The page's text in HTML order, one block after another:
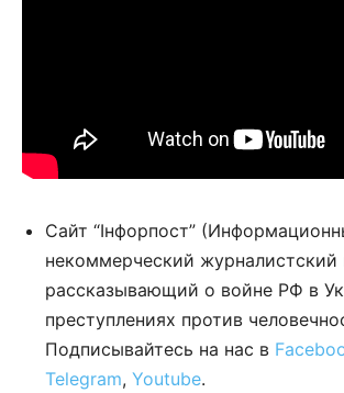
Сайт “Інфорпост”
некоммерческий журналистский
рассказывающий о войне РФ в
преступлениях против
Подписывайтесь на нас в
Telegram, Youtube.